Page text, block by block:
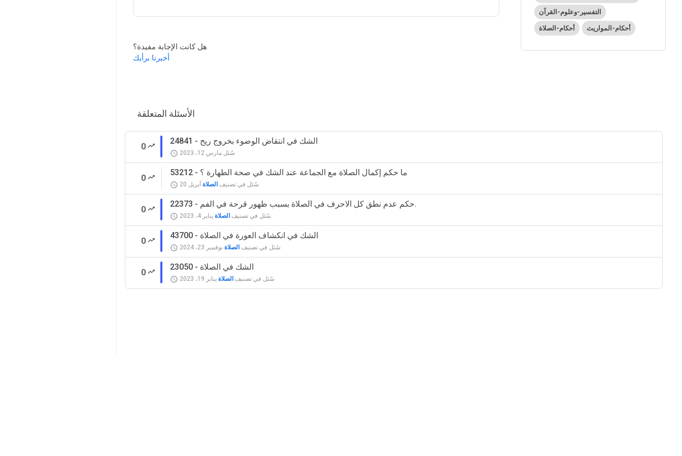
هل كانت الإجابة مفيدة؟
أخبرنا برأيك
التفسير-وعلوم-القرآن
أحكام-الصلاة أحكام-المواريث
الأسئلة المتعلقة
0
24841 - الشك في انتقاض الوضوء بخروج ريح
سُئل مارس 12، 2023
0
53212 - ما حكم إكمال الصلاة مع الجماعة عند الشك في صحة الطهارة ؟
سُئل في تصنيف الصلاة أبريل 20
0
22373 - حكم عدم نطق كل الاحرف في الصلاة بسبب ظهور قرحة في الفم.
سُئل في تصنيف الصلاة يناير 4، 2023
0
43700 - الشك في انكشاف العورة في الصلاة
سُئل في تصنيف الصلاة نوفمبر 23، 2024
0
23050 - الشك في الصلاة
سُئل في تصنيف الصلاة يناير 19، 2023